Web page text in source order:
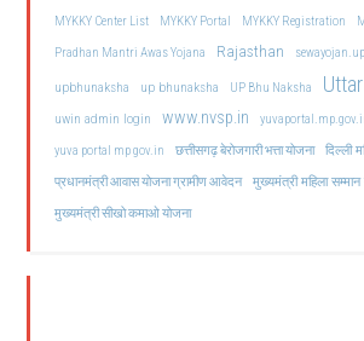
MYKKY Center List
MYKKY Portal MYKKY Registration
Pradhan Mantri Awas Yojana
Rajasthan
upbhunaksha up bhunaksha UP Bhu Naksha
uwin admin login www.nvsp.in
yuva portal mp gov.in
छत्तीसगढ़ बेरोजगारी भत्ता योजना दिल्ली
प्रधानमंत्री आवास योजना ग्रामीण आवेदन मुख्यमंत्री महिला सम्मान
मुख्यमंत्री सीखो कमाओ योजना